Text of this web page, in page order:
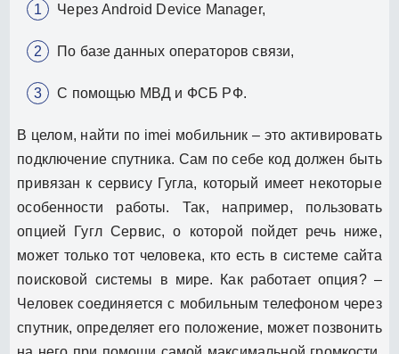
Через Android Device Manager,
По базе данных операторов связи,
С помощью МВД и ФСБ РФ.
В целом, найти по imei мобильник – это активировать
подключение спутника. Сам по себе код должен быть
привязан к сервису Гугла, который имеет некоторые
особенности работы. Так, например, пользовать
опцией Гугл Сервис, о которой пойдет речь ниже,
может только тот человека, кто есть в системе сайта
поисковой системы в мире. Как работает опция? –
Человек соединяется с мобильным телефоном через
спутник, определяет его положение, может позвонить